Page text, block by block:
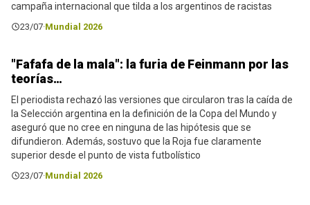
campaña internacional que tilda a los argentinos de racistas
23/07·Mundial 2026
Noticias
"Fafafa de la mala": la furia de Feinmann por las
teorías…
El periodista rechazó las versiones que circularon tras la caída de
la Selección argentina en la definición de la Copa del Mundo y
aseguró que no cree en ninguna de las hipótesis que se
difundieron. Además, sostuvo que la Roja fue claramente
superior desde el punto de vista futbolístico
23/07·Mundial 2026